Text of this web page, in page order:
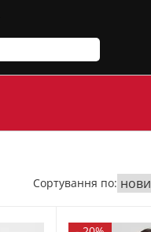
Сортування по: